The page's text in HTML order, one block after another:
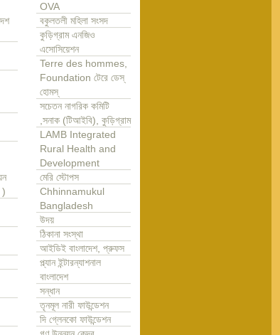
OVA
বকুলতলী মহিলা সংসদ
কুড়িগ্রাম এনজিও
এসোসিয়েশন
Terre des hommes,
Foundation টেরে ডেস্
হোমস্
সচেতন নাগরিক কমিটি
,সনাক (টিআইবি), কুড়িগ্রাম
LAMB Integrated
Rural Health and
Development
)
মেরি স্টোপস
Chhinnamukul
Bangladesh
উদয়
ঠিকানা সংস্থা
আইডিই বাংলাদেশ, প্রুফস
প্ল্যান ইন্টারন্যাশনাল
বাংলাদেশ
সন্ধান
তৃনমূল নারী ফাউন্ডেশন
দি গ্লেনকো ফাউন্ডেশন